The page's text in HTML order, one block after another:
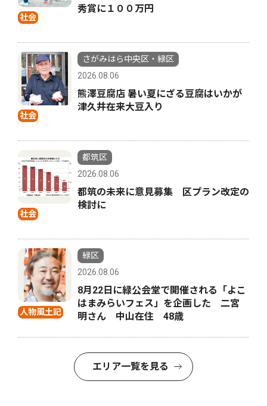
社会
秀賞に１００万円
社会
さがみはら中央区・緑区
2026.08.06
熊澤豆腐店 暑い夏にざる豆腐はいかが
津久井在来大豆入り
社会
都筑区
2026.08.06
都筑の未来に意見募集 区プラン改定の
検討に
人物風土記
緑区
2026.08.06
8月22日に緑公会堂で開催される「よこ
はまみらいフェス」を企画した 二宮
明さん 中山在住 48歳
エリア一覧を見る